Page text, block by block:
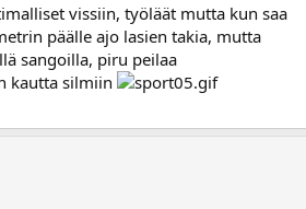
vissiin, työläät mutta kun saa
päälle ajo lasien takia, mutta
sangoilla, piru peilaa
kautta silmiin